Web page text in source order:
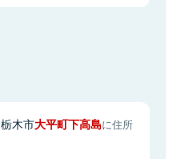
栃木市大平町下高島に住所